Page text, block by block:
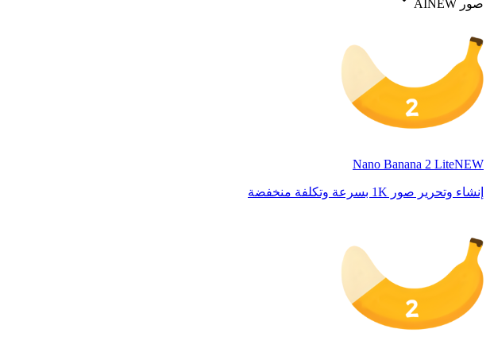
صور AI NEW
Nano Banana 2 LiteNEW
إنشاء وتحرير صور 1K بسرعة وتكلفة منخفضة